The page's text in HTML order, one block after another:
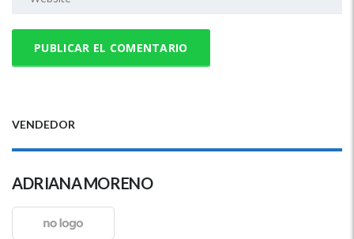
VENDEDOR
ADRIANA MORENO